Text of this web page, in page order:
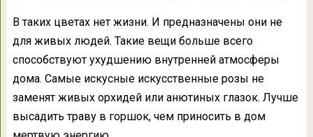
В таких цветах нет жизни. И предназначены они не
для живых людей. Такие вещи больше всего
способствуют ухудшению внутренней атмосферы
дома. Самые искусные искусственные розы не
заменят живых орхидей или анютиных глазок. Лучше
высадить траву в горшок, чем приносить в дом